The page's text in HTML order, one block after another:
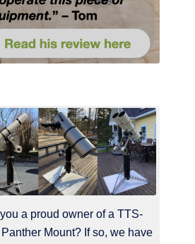
a proud owner of a TTS-
Mount? If so, we have